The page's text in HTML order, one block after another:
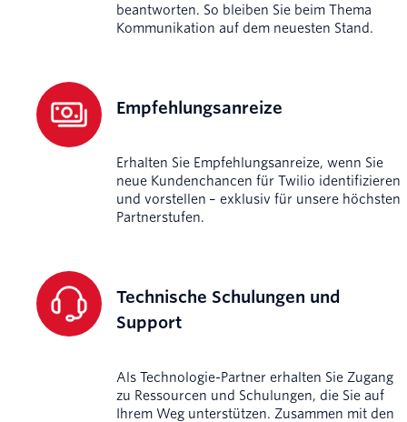
beantworten. So bleiben Sie beim Thema
Kommunikation auf dem neuesten Stand.
Empfehlungsanreize
Erhalten Sie Empfehlungsanreize, wenn Sie
neue Kundenchancen für Twilio identifizieren
und vorstellen – exklusiv für unsere höchsten
Partnerstufen.
Technische Schulungen und
Support
Als Technologie-Partner erhalten Sie Zugang
zu Ressourcen und Schulungen, die Sie auf
Ihrem Weg unterstützen. Zusammen mit den